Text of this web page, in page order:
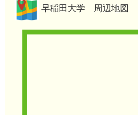
早稲田大学 周辺地図